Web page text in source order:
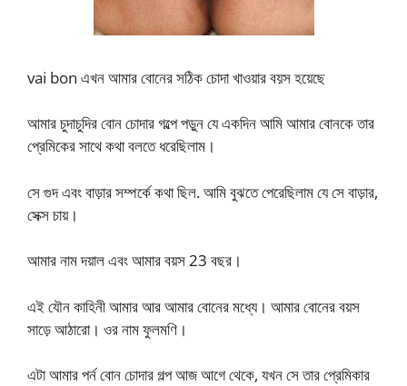
vai bon এখন আমার বোনের সঠিক চোদা খাওয়ার বয়স হয়েছে
আমার চুদাচুদির বোন চোদার গল্পে পড়ুন যে একদিন আমি আমার বোনকে তার
প্রেমিকের সাথে কথা বলতে ধরেছিলাম।
সে গুদ এবং বাড়ার সম্পর্কে কথা ছিল. আমি বুঝতে পেরেছিলাম যে সে বাড়ার,
সেক্স চায়।
আমার নাম দয়াল এবং আমার বয়স 23 বছর।
এই যৌন কাহিনী আমার আর আমার বোনের মধ্যে। আমার বোনের বয়স
সাড়ে আঠারো। ওর নাম ফুলমণি।
এটা আমার পর্ন বোন চোদার গল্প আজ আগে থেকে, যখন সে তার প্রেমিকার